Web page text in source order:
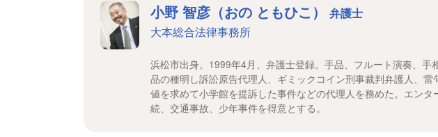
小野 智彦（おの ともひこ） 弁護士
大本総合法律事務所
浜松市出身。1999年4月、弁護士登録。手品、フルート演奏、手
品の種明し訴訟原告代理人、ギミックコイン刑事裁判弁護人、雷
値を求めて小学館を提訴した事件などの代理人を務めた。エンタ
続、交通事故、少年事件を得意とする。